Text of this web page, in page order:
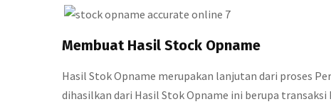
Membuat Hasil Stock Opname
Hasil Stok Opname merupakan lanjutan dari proses
dihasilkan dari Hasil Stok Opname ini berupa